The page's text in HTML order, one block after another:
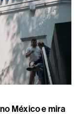
México e mira